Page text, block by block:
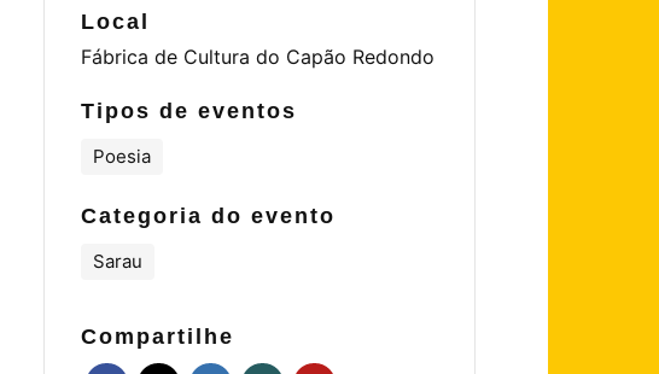
Local
Fábrica de Cultura do Capão Redondo
Tipos de eventos
Poesia
Categoria do evento
Sarau
Compartilhe